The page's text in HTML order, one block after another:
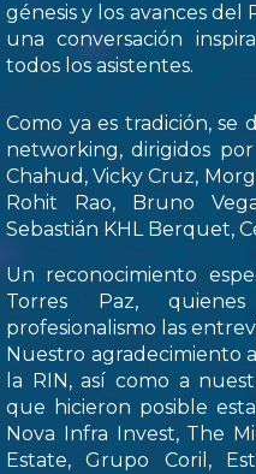
génesis y los avances del
una conversación
todos los asistentes.
Como ya es tradición, se
networking, dirigidos
Chahud, Vicky Cruz,
Rohit Rao, Bruno
Sebastián KHL Berquet,
Un reconocimiento
Torres Paz,
profesionalismo las
Nuestro agradecimiento
la RIN, así como a
que hicieron posible
Nova Infra Invest, The
Estate, Grupo Coril,